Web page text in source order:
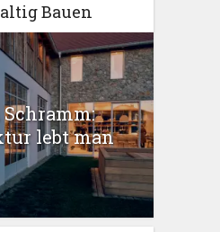
Bauen
Schramm:
lebt man